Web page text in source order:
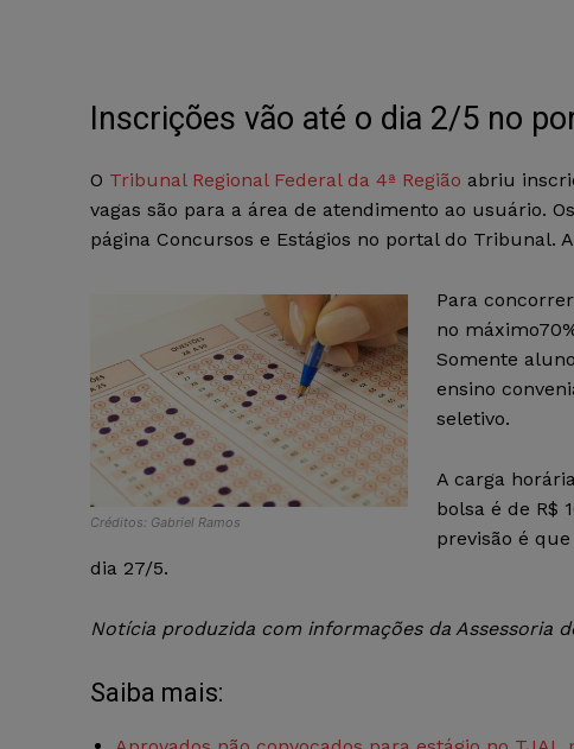
Inscrições vão até o dia 2/5 no
O Tribunal Regional Federal da 4ª Região abriu
vagas são para a área de atendimento ao usuário.
página Concursos e Estágios no portal do Tribunal.
Créditos: Gabriel Ramos
Para
no
Somente
ensino
seletivo.
A carga
bolsa é de R$
previsão é
dia 27/5.
Notícia produzida com informações da Assessoria
Saiba mais: